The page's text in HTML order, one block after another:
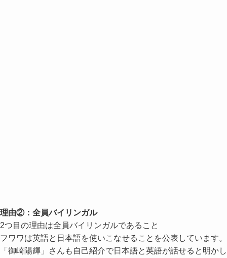
理由②：全員バイリンガル
2つ目の理由は全員バイリンガルであること
フワワは英語と日本語を使いこなせることを公表しています。
「御崎陽輝」さんも自己紹介で日本語と英語が話せると明かし